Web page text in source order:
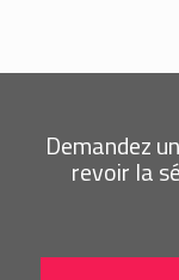
Demandez
revoir la